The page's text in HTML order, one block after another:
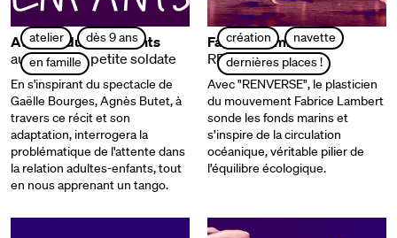
atelier
dès 9 ans
en famille
Atelier adultes-enfants
autour de La petite soldate
En s'inspirant du spectacle de
Gaëlle Bourges, Agnès Butet, à
travers ce récit et son
adaptation, interrogera la
problématique de l'attente dans
la relation adultes-enfants, tout
en nous apprenant un tango.
création
navette
dernières places !
Fabrice Lambert
RENVERSE
Avec "RENVERSE", le plasticien
du mouvement Fabrice Lambert
sonde les fonds marins et
s’inspire de la circulation
océanique, véritable pilier de
l’équilibre écologique.